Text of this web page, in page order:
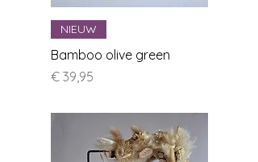
NIEUW
Bamboo olive green
Prijs
€ 39,95